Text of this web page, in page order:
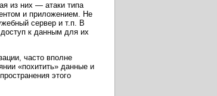
из них — атаки типа
и приложением. Не
сервер и т.п. В
к данным для их
часто вполне
«похитить» данные и
этого